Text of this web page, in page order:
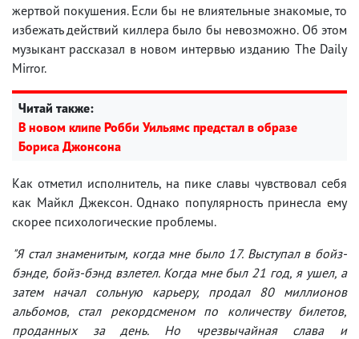
жертвой покушения. Если бы не влиятельные знакомые, то
избежать действий киллера было бы невозможно. Об этом
музыкант рассказал в новом интервью изданию The Daily
Mirror.
Читай также:
В новом клипе Робби Уильямс предстал в образе
Бориса Джонсона
Как отметил исполнитель, на пике славы чувствовал себя
как Майкл Джексон. Однако популярность принесла ему
скорее психологические проблемы.
"Я стал знаменитым, когда мне было 17. Выступал в бойз-
бэнде, бойз-бэнд взлетел. Когда мне был 21 год, я ушел, а
затем начал сольную карьеру, продал 80 миллионов
альбомов, стал рекордсменом по количеству билетов,
проданных за день. Но чрезвычайная слава и